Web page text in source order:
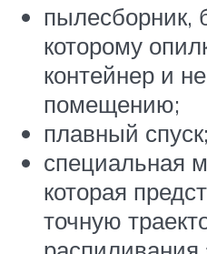
пылесборник,
которому
контейнер и
помещению;
плавный спуск;
специальная
которая
точную